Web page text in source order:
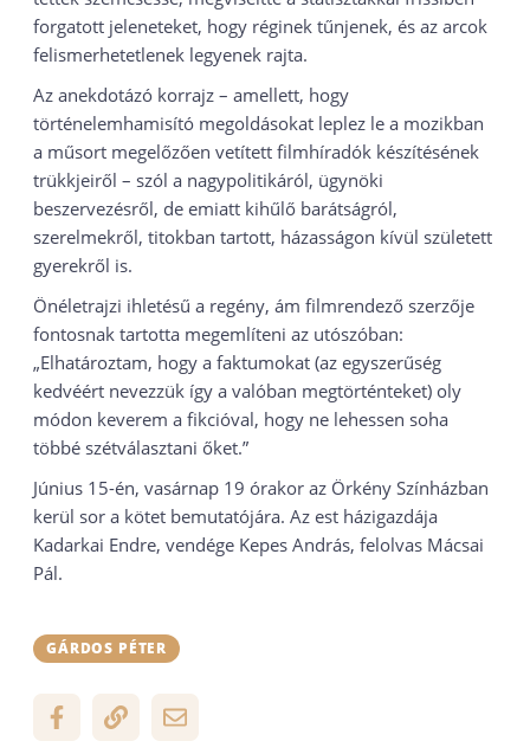
forgatott jeleneteket, hogy réginek tűnjenek, és az arcok
felismerhetetlenek legyenek rajta.
Az anekdotázó korrajz – amellett, hogy
történelemhamisító megoldásokat leplez le a mozikban
a műsort megelőzően vetített filmhíradók készítésének
trükkjeiről – szól a nagypolitikáról, ügynöki
beszervezésről, de emiatt kihűlő barátságról,
szerelmekről, titokban tartott, házasságon kívül született
gyerekről is.
Önéletrajzi ihletésű a regény, ám filmrendező szerzője
fontosnak tartotta megemlíteni az utószóban:
„Elhatároztam, hogy a faktumokat (az egyszerűség
kedvéért nevezzük így a valóban megtörténteket) oly
módon keverem a fikcióval, hogy ne lehessen soha
többé szétválasztani őket.”
Június 15-én, vasárnap 19 órakor az Örkény Színházban
kerül sor a kötet bemutatójára. Az est házigazdája
Kadarkai Endre, vendége Kepes András, felolvas Mácsai
Pál.
GÁRDOS PÉTER